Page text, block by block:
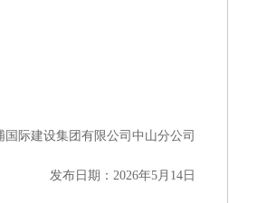
国际建设集团有限公司中山分公司
发布日期： 2026年5月14日